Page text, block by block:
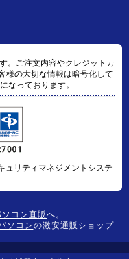
。ご注文内容やクレジットカ
様の大切な情報は暗号化して
なっております。
ュリティマネジメントシステ
コン直販へ。
ソコンの激安通販ショップ